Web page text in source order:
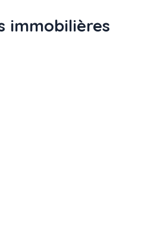
immobilières